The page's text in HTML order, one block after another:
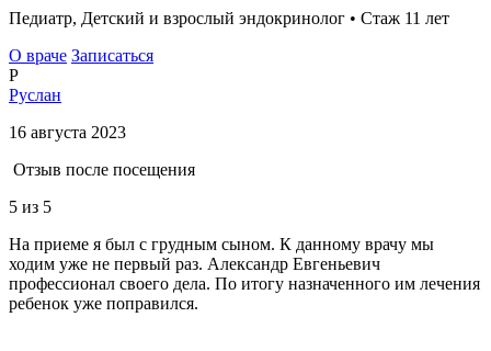
Педиатр, Детский и взрослый эндокринолог • Стаж 11 лет
О враче Записаться
Р
Руслан
16 августа 2023
Отзыв после посещения
5 из 5
На приеме я был с грудным сыном. К данному врачу мы
ходим уже не первый раз. Александр Евгеньевич
профессионал своего дела. По итогу назначенного им лечения
ребенок уже поправился.